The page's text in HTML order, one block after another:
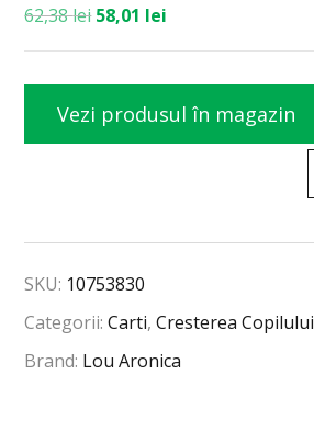
62,38lei 58,01 lei
Vezi produsul în magazin
SKU: 10753830
Categorii:Carti,Cresterea Copilului
Brand: Lou Aronica